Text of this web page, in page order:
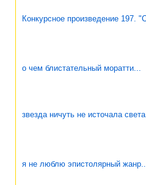
Конкурсное произведение 197.
о чем блистательный моратти...
звезда ничуть не источала
я не люблю эпистолярный жанр...